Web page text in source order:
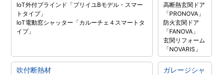
IoT外付ブラインド「ブリイユBモデル・スマー
トタイプ」
IoT電動窓シャッター「カルーチェ４スマートタ
イプ」
高断熱玄関ドア
「PRONOVA」
防火玄関ドア
「FANOVA」
玄関リフォーム
「NOVARIS」
吹付断熱材
ガレージシャ